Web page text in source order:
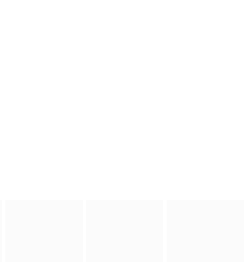
破困境、成为顶
厅运营的故事。改编自韩国人气网络漫画《梨泰院Cl
），为台湾民视自2012年制播的八点档连续剧。全剧于2012年5月9
製作的《大時代》首播，平均收視4.85，受到年
，却发现这里的学生们能够成就非凡，是因为背后藏有黑暗骇人的秘